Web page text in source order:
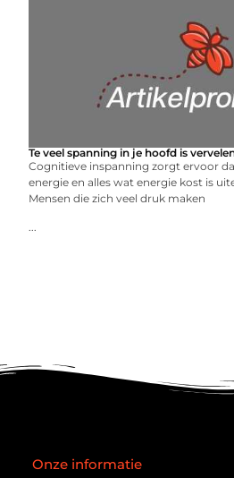
Te veel spanning in je hoofd is
Cognitieve inspanning zorgt ervoor
energie en alles wat energie kost is
Mensen die zich veel druk maken
...
Onze informatie